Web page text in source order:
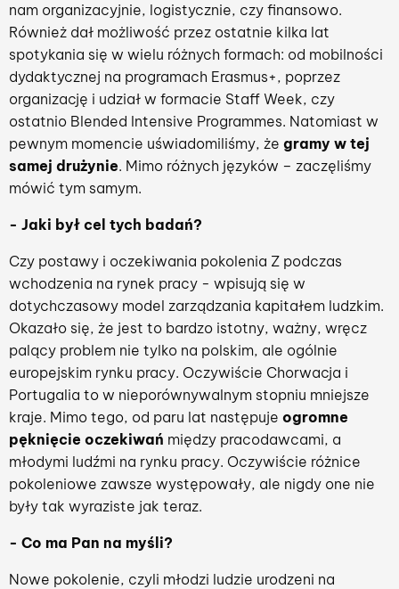
nam organizacyjnie, logistycznie, czy finansowo.
Również dał możliwość przez ostatnie kilka lat
spotykania się w wielu różnych formach: od mobilności
dydaktycznej na programach Erasmus+, poprzez
organizację i udział w formacie Staff Week, czy
ostatnio Blended Intensive Programmes. Natomiast w
pewnym momencie uświadomiliśmy, że gramy w tej
samej drużynie. Mimo różnych języków – zaczęliśmy
mówić tym samym.
- Jaki był cel tych badań?
Czy postawy i oczekiwania pokolenia Z podczas
wchodzenia na rynek pracy - wpisują się w
dotychczasowy model zarządzania kapitałem ludzkim.
Okazało się, że jest to bardzo istotny, ważny, wręcz
palący problem nie tylko na polskim, ale ogólnie
europejskim rynku pracy. Oczywiście Chorwacja i
Portugalia to w nieporównywalnym stopniu mniejsze
kraje. Mimo tego, od paru lat następuje ogromne
pęknięcie oczekiwań między pracodawcami, a
młodymi ludźmi na rynku pracy. Oczywiście różnice
pokoleniowe zawsze występowały, ale nigdy one nie
były tak wyraziste jak teraz.
- Co ma Pan na myśli?
Nowe pokolenie, czyli młodzi ludzie urodzeni na